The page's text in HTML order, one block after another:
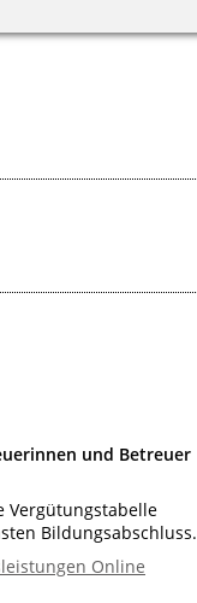
und Betreuer
Vergütungstabelle
Bildungsabschluss.
Online